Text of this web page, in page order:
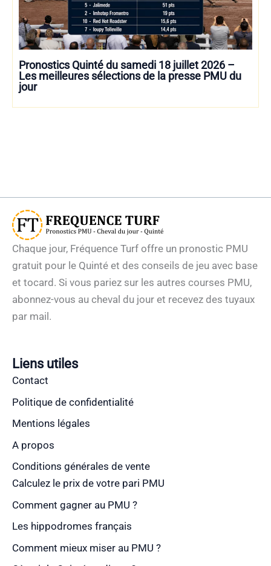
Pronostics Quinté du samedi 18 juillet 2026 –
Les meilleures sélections de la presse PMU du
jour
Chaque jour, Fréquence Turf offre un pronostic PMU
gratuit pour le Quinté et des conseils de jeu avec base
et tocard. Si vous pariez sur les autres courses PMU,
abonnez-vous au cheval du jour et recevez des tuyaux
par mail.
Liens utiles
Contact
Politique de confidentialité
Mentions légales
A propos
Conditions générales de vente
Calculez le prix de votre pari PMU
Comment gagner au PMU ?
Les hippodromes français
Comment mieux miser au PMU ?